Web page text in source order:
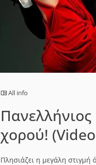
All info
χορού!
Πλησιάζει η μεγάλη στιγμή